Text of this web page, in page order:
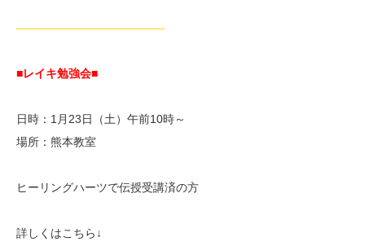
—————————————
■レイキ勉強会■
日時：1月23日（土）午前10時～
場所：熊本教室
ヒーリングハーツで伝授受講済の方
詳しくはこちら↓